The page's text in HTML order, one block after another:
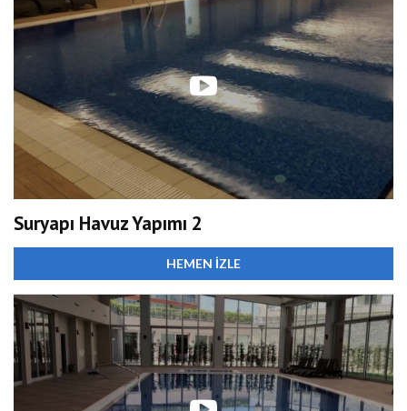
Suryapı Havuz Yapımı 2
HEMEN İZLE